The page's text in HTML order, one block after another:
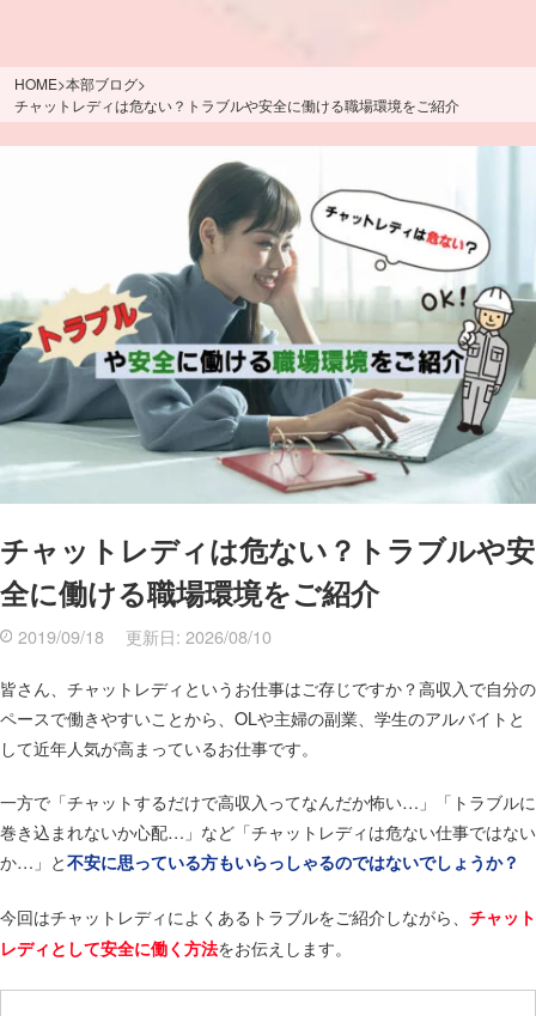
HOME>本部ブログ>
チャットレディは危ない？トラブルや安全に働ける職場環境をご紹介
チャットレディは危ない？トラブルや安
全に働ける職場環境をご紹介
2019/09/18 更新日: 2026/08/10
皆さん、チャットレディというお仕事はご存じですか？高収入で自分の
ペースで働きやすいことから、OLや主婦の副業、学生のアルバイトと
して近年人気が高まっているお仕事です。
一方で「チャットするだけで高収入ってなんだか怖い…」「トラブルに
巻き込まれないか心配…」など「チャットレディは危ない仕事ではない
か…」と不安に思っている方もいらっしゃるのではないでしょうか？
今回はチャットレディによくあるトラブルをご紹介しながら、 チャット
レディとして安全に働く方法をお伝えします。